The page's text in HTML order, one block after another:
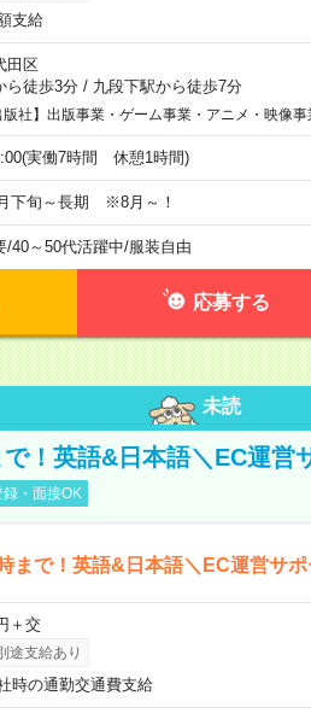
支給
田区
ら徒歩3分/ 九段下駅から徒歩7分
版社】出版事業・ゲーム事業・アニメ・映像事
実働7時間 休憩1時間)
下旬～長期 ※8月～！
/40～50代活躍中/服装自由
応募する
未読
！英語&日本語＼EC運営
・面接OK
まで！英語&日本語＼EC運営サポ
＋交
途支給あり
時の通勤交通費支給